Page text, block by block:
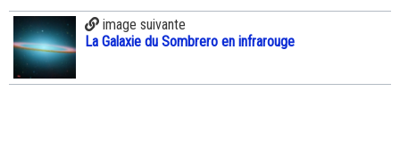
image suivante
La Galaxie du Sombrero en infrarouge